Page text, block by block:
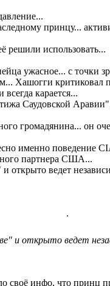
принцу...
решили использовать...
ужасное... с точки
Хашогги критиковал
карается...
Саудовской
громадянина... он
именно поведение
партнера США...
открыто ведет
.
и открыто ведет
своё инфо, что принц